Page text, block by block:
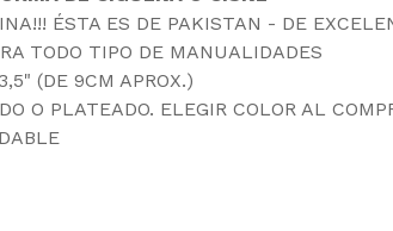
ÉSTA ES DE PAKISTAN - DE
TODO TIPO DE MANUALIDADES
(DE 9CM APROX.)
O PLATEADO. ELEGIR COLOR AL